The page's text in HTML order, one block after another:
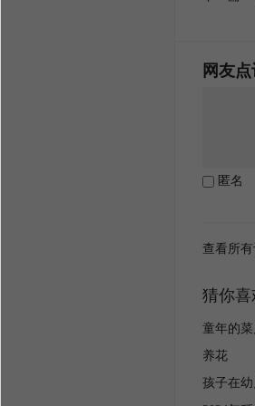
网友
匿名
查看所
猜你喜
童年的菜
养花